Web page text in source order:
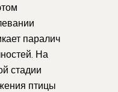
паралич
На
стадии
птицы